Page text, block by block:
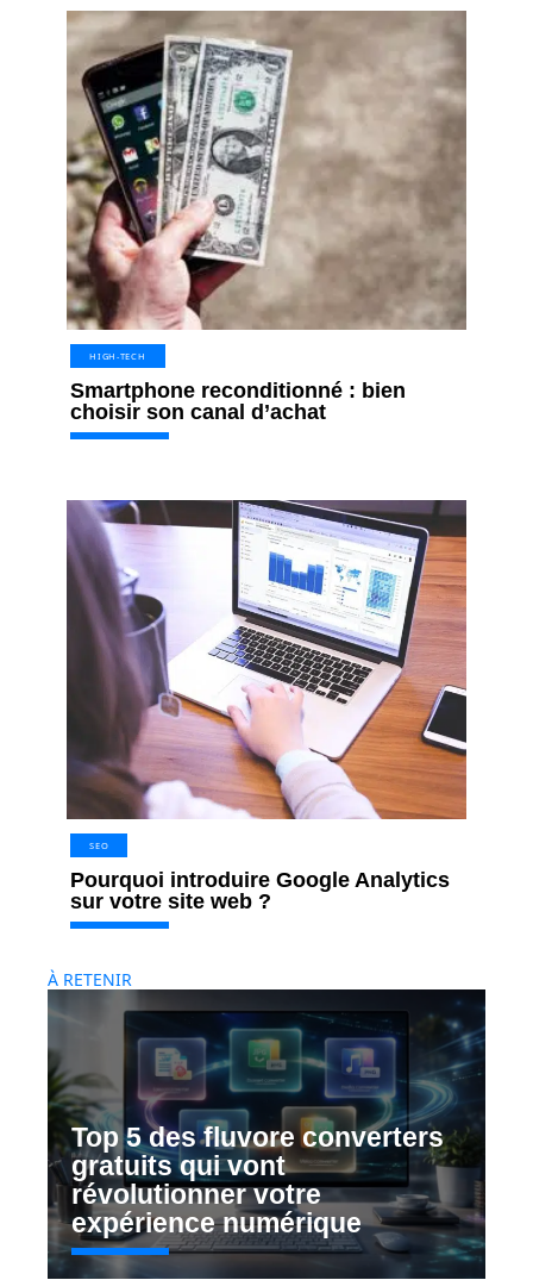
HIGH-TECH
Smartphone reconditionné : bien
choisir son canal d’achat
SEO
Pourquoi introduire Google Analytics
sur votre site web ?
À RETENIR
Top 5 des fluvore converters
gratuits qui vont
révolutionner votre
expérience numérique